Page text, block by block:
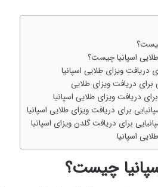
اسپانیا چیست؟
دریافت ویزای طلایی اسپانیا
برای دریافت ویزای طلایی
دریافت ویزای طلایی اسپانیا
برای دریافت ویزای طلایی اسپانیا
برای دریافت گلدن ویزای اسپانیا
اسپانیا
چیست؟